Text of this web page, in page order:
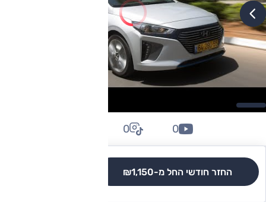
החזר חודשי החל מ-₪1,150
0
0